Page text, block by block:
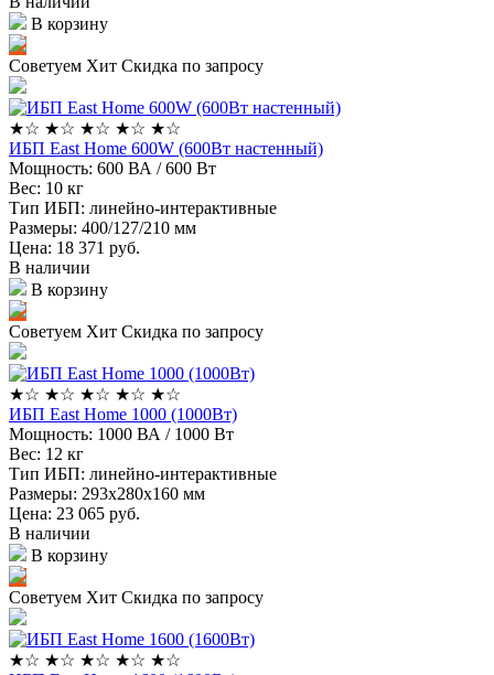
В корзину
Советуем Хит Скидка по запросу
★☆ ★☆ ★☆ ★☆ ★☆
ИБП East Home 600W (600Вт настенный)
Мощность: 600 ВА / 600 Вт
Вес: 10 кг
Тип ИБП: линейно-интерактивные
Размеры: 400/127/210 мм
Цена: 18 371 руб.
В наличии
В корзину
Советуем Хит Скидка по запросу
★☆ ★☆ ★☆ ★☆ ★☆
ИБП East Home 1000 (1000Вт)
Мощность: 1000 ВА / 1000 Вт
Вес: 12 кг
Тип ИБП: линейно-интерактивные
Размеры: 293х280х160 мм
Цена: 23 065 руб.
В наличии
В корзину
Советуем Хит Скидка по запросу
★☆ ★☆ ★☆ ★☆ ★☆